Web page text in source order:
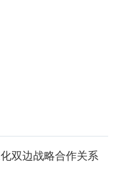
双边战略合作关系